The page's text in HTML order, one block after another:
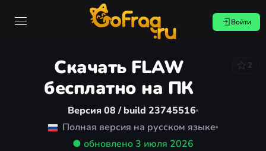
Войти
Скачать FLAW
бесплатно на ПК
2
Версия 08 / build 23745516
Полная версия на русском языке
● обновлено3 июля 2026